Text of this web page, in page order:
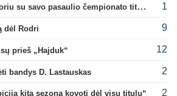
B. Mendy: „Darau ką noriu su savo pasaulio čempionato titulu“ 1
dėl Rodri 9
prieš „Hajduk“ 12
bandys D. Lastauskas 2
kitą sezoną kovoti dėl visų titulų“ 2